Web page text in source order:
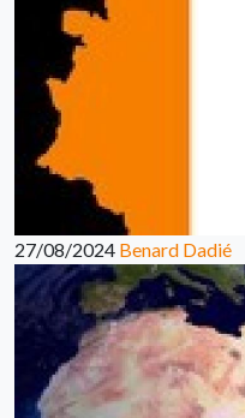
27/08/2024 Benard Dadié